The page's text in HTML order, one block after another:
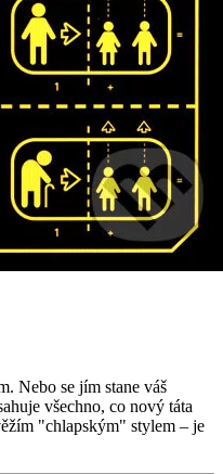
Nebo se jím stane váš
všechno, co nový táta
"chlapským" stylem – je